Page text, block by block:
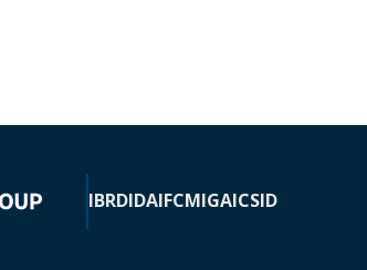
IBRDIDAIFCMIGAICSID